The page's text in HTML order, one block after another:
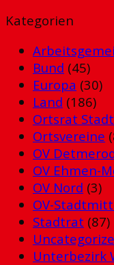
Kategorien
Bund (45)
Europa (30)
Land (186)
Ortsrat
Ortsvereine
OV
OV Ehmen-
OV Nord (3)
OV-
Stadtrat (87)
Unterbezirk